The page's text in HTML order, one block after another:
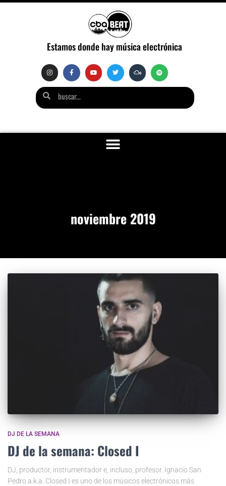
Estamos donde hay música electrónica
noviembre 2019
DJ DE LA SEMANA
DJ de la semana: Closed I
DJ, productor, instrumentador e, incluso, profesor. Ignacio San
Pedro a.k.a. Closed I es uno de los músicos electrónicos más